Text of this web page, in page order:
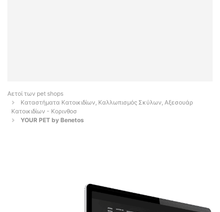
Αετοί των pet shops
Καταστήματα Κατοικιδίων, Καλλωπισμός Σκύλων, Αξεσουάρ
Κατοικιδίων - Κορινθοσ
YOUR PET by Benetos